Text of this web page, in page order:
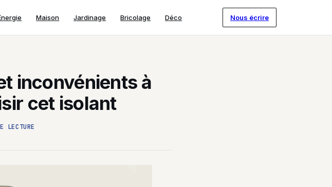
Maison Jardinage Bricolage Déco Nous écrire
inconvénients à
cet isolant
LECTURE